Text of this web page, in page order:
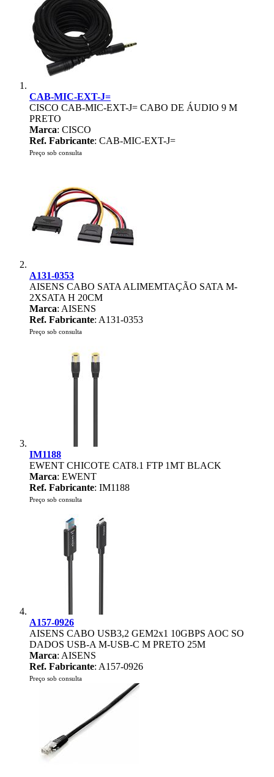
CAB-MIC-EXT-J=
CISCO CAB-MIC-EXT-J= CABO DE ÁUDIO 9 M
PRETO
Marca: CISCO
Ref. Fabricante: CAB-MIC-EXT-J=
Preço sob consulta
A131-0353
AISENS CABO SATA ALIMEMTAÇÃO SATA M-
2XSATA H 20CM
Marca: AISENS
Ref. Fabricante: A131-0353
Preço sob consulta
IM1188
EWENT CHICOTE CAT8.1 FTP 1MT BLACK
Marca: EWENT
Ref. Fabricante: IM1188
Preço sob consulta
A157-0926
AISENS CABO USB3,2 GEM2x1 10GBPS AOC SO
DADOS USB-A M-USB-C M PRETO 25M
Marca: AISENS
Ref. Fabricante: A157-0926
Preço sob consulta